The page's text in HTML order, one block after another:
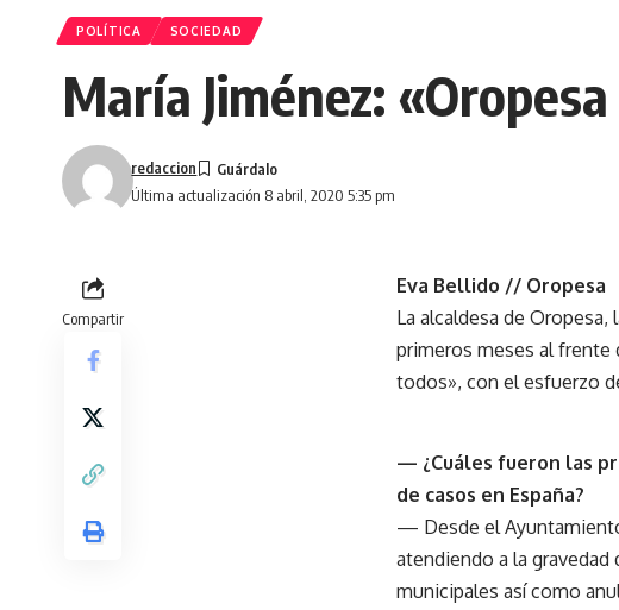
POLÍTICA SOCIEDAD
María Jiménez:
Última actualización 8 abril, 2020 5:35 pm
redaccion
Compartir
Eva Bellido // Oropesa
La alcaldesa de
primeros meses al frente
todos», con el esfuerzo
— ¿Cuáles fueron las
de casos en España?
— Desde el
atendiendo a la
municipales así como